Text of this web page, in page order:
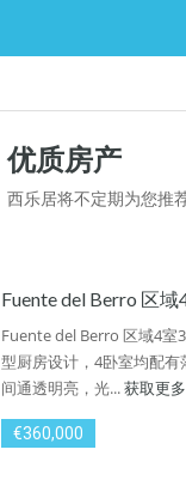
优质房产
西乐居将不定期为您推
Fuente del Berro 区域
Fuente del Berro 区域4室
型厨房设计，4卧室均配有
间通透明亮，光...获取更多
€360,000